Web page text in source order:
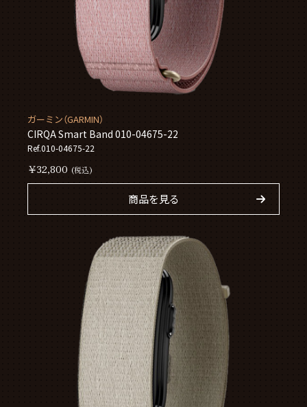
ガーミン（GARMIN）
CIRQA Smart Band 010-04675-22
Ref.010-04675-22
￥32,800 (税込)
商品を見る